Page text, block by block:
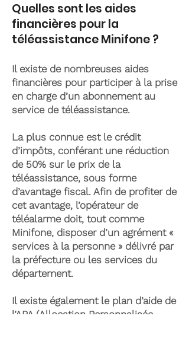
Quelles sont les aides
financières pour la
téléassistance Minifone ?
Il existe de nombreuses aides
financières pour participer à la prise
en charge d’un abonnement au
service de téléassistance.
La plus connue est le crédit
d’impôts, conférant une réduction
de 50% sur le prix de la
téléassistance, sous forme
d’avantage fiscal. Afin de profiter de
cet avantage, l’opérateur de
téléalarme doit, tout comme
Minifone, disposer d’un agrément «
services à la personne » délivré par
la préfecture ou les services du
département.
Il existe également le plan d’aide de
l’APA (Allocation Personnalisée